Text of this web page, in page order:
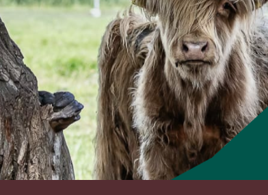
Bitte prüfen Sie ggf. auch Ihren Spam-Ordner.
*Ich stimme zu, dass meine personenbezogenen Daten genutzt
und weiß, dass ich dies jederzeit widerrufen kann.
Anmelden